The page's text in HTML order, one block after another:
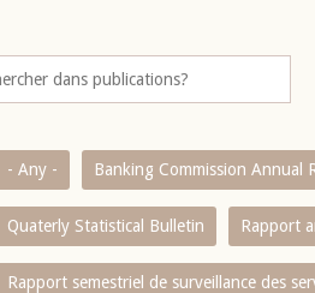
- Any - Banking Commission Annual
Quaterly Statistical Bulletin Rapport
Rapport semestriel de surveillance des